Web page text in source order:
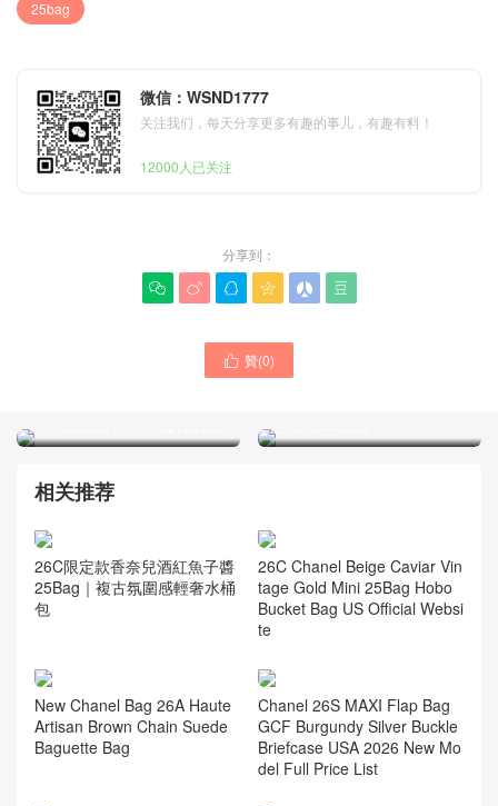
25bag
微信：WSND1777
关注我们，每天分享更多有趣的事儿，有趣有料！
12000人已关注
分享到：
     
 贊(0)Chanel女包越南官網官方網
售價 新款26p 25bag mini白
相关推荐
26C限定款香奈兒酒紅魚子醬
25Bag｜複古氛圍感輕奢水桶
包
26C Chanel Beige Caviar Vin
tage Gold Mini 25Bag Hobo
Bucket Bag US Official Websi
te
New Chanel Bag 26A Haute
Artisan Brown Chain Suede
Baguette Bag
Chanel 26S MAXI Flap Bag
GCF Burgundy Silver Buckle
Briefcase USA 2026 New Mo
del Full Price List